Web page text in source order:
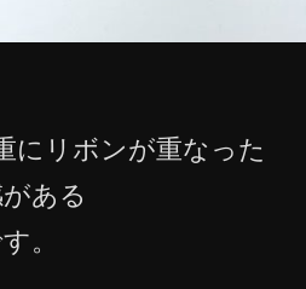
にリボンが重なった
ある
。